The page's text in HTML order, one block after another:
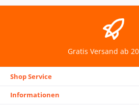
Gratis Versand ab
Shop Service
Informationen